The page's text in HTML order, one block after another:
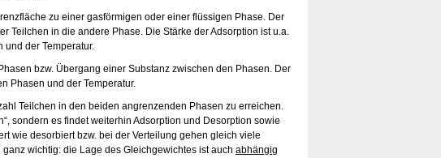
zu einer gasförmigen oder einer flüssigen Phase. Der
Teilchen in die andere Phase. Die Stärke der Adsorption ist u.a.
und der Temperatur.
bzw. Übergang einer Substanz zwischen den Phasen. Der
Phasen und der Temperatur.
Teilchen in den beiden angrenzenden Phasen zu erreichen.
sondern es findet weiterhin Adsorption und Desorption sowie
wie desorbiert bzw. bei der Verteilung gehen gleich viele
wichtig: die Lage des Gleichgewichtes ist auch abhängig